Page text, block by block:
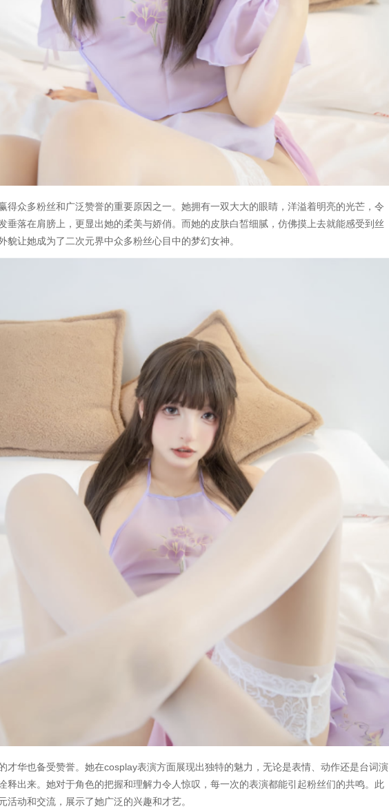
得众多粉丝和广泛赞誉的重要原因之一。她拥有一双大大的眼睛，洋溢着明亮的光芒，令
垂落在肩膀上，更显出她的柔美与娇俏。而她的皮肤白皙细腻，仿佛摸上去就能感受到丝
貌让她成为了二次元界中众多粉丝心目中的梦幻女神。
才华也备受赞誉。她在cosplay表演方面展现出独特的魅力，无论是表情、动作还是台词演
释出来。她对于角色的把握和理解力令人惊叹，每一次的表演都能引起粉丝们的共鸣。此
活动和交流，展示了她广泛的兴趣和才艺。